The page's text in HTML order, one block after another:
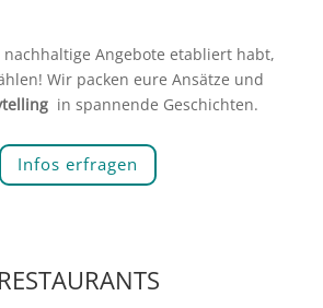
Angebote etabliert habt,
Wir packen eure Ansätze und
in spannende Geschichten.
Infos erfragen
RESTAURANTS